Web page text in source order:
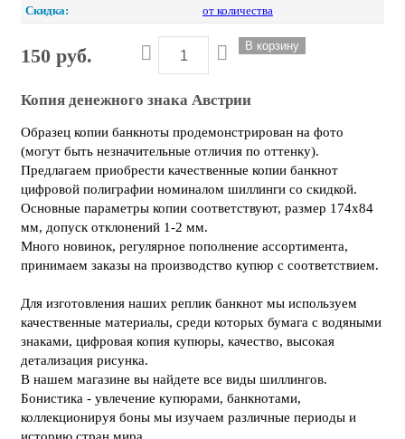
Скидка:
от количества
150 руб.
Копия денежного знака Австрии
Образец копии банкноты продемонстрирован на фото
(могут быть незначительные отличия по оттенку).
Предлагаем приобрести качественные копии банкнот
цифровой полиграфии номиналом шиллинги со скидкой.
Основные параметры копии соответствуют, размер 174х84
мм, допуск отклонений 1-2 мм.
Много новинок, регулярное пополнение ассортимента,
принимаем заказы на производство купюр с соответствием.
Для изготовления наших реплик банкнот мы используем
качественные материалы, среди которых бумага с водяными
знаками, цифровая копия купюры, качество, высокая
детализация рисунка.
В нашем магазине вы найдете все виды шиллингов.
Бонистика - увлечение купюрами, банкнотами,
коллекционируя боны мы изучаем различные периоды и
историю стран мира.